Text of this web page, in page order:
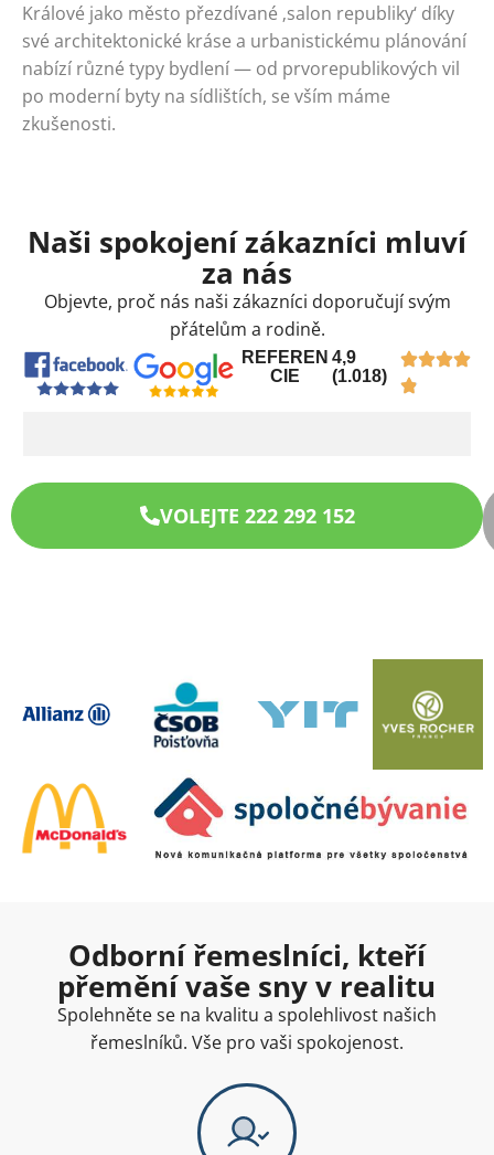
Králové jako město přezdívané ‚salon republiky‘ díky
své architektonické kráse a urbanistickému plánování
nabízí různé typy bydlení — od prvorepublikových vil
po moderní byty na sídlištích, se vším máme
zkušenosti.
Naši spokojení zákazníci mluví
za nás
Objevte, proč nás naši zákazníci doporučují svým
přátelům a rodině.
REFEREN
CIE
4,9
(1.018)
VOLEJTE 222 292 152
Odborní řemeslníci, kteří
přemění vaše sny v realitu
Spolehněte se na kvalitu a spolehlivost našich
řemeslníků. Vše pro vaši spokojenost.